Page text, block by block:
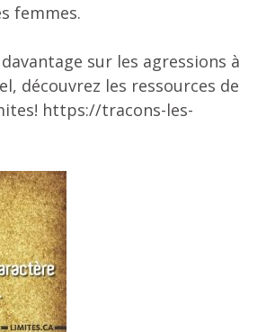
femmes.
sur les agressions à
découvrez les ressources de
https://tracons-les-